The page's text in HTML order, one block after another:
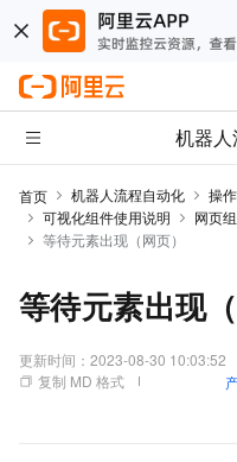
机器
首页 机器人流程自动化 操
可视化组件使用说明
网页
等待元素出现（网页）
等待元素出现（
更新时间： 2023-08-30 10:03:52
复制 MD 格式